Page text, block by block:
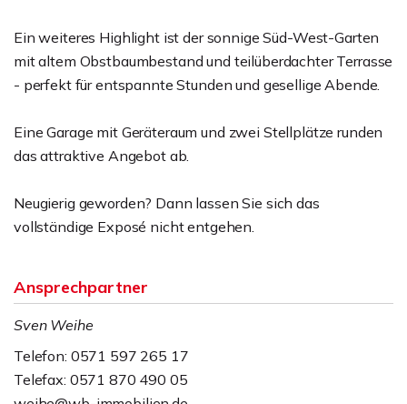
Ein weiteres Highlight ist der sonnige Süd-West-Garten
mit altem Obstbaumbestand und teilüberdachter Terrasse
- perfekt für entspannte Stunden und gesellige Abende.
Eine Garage mit Geräteraum und zwei Stellplätze runden
das attraktive Angebot ab.
Neugierig geworden? Dann lassen Sie sich das
vollständige Exposé nicht entgehen.
Ansprechpartner
Sven Weihe
Telefon: 0571 597 265 17
Telefax: 0571 870 490 05